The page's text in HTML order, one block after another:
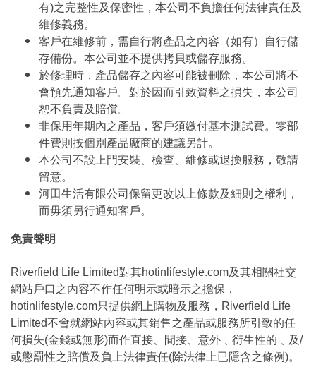
有)之完整性及保密性，本公司不負擔任何法律責任及
維修義務。
客戶在維修前，需自行將產品之內容（如有）自行儲
存備份。本公司並不提供拷貝或儲存服務。
於修理時，產品儲存之內容可能被刪除，本公司將不
會預先通知客戶。對於因而引致資料之損失，本公司
恕不負責及賠償。
非保用年期內之產品，客戶須繳付基本測試費。零部
件費則按個別產品廠商的建議另計。
本公司不設上門安裝、檢查、維修或退換服務，敬請
留意。
河田生活有限公司保留更改以上條款及細則之權利，
而毋須另行通知客戶。
免責聲明
Riverfield Life Limited對其hotinlifestyle.com及其相關社交
網站戶口之內容不作任何明示或暗示之擔保，
hotinlifestyle.com只提供網上購物及服務，Riverfield Life
Limited不會就網站內容或其銷售之產品或服務所引致的任
何損失(金錢或無形)而作直接、間接、意外﹑衍生性的﹑及/
或懲罰性之賠償及負上法律責任(除法律上已隱含之條例)。